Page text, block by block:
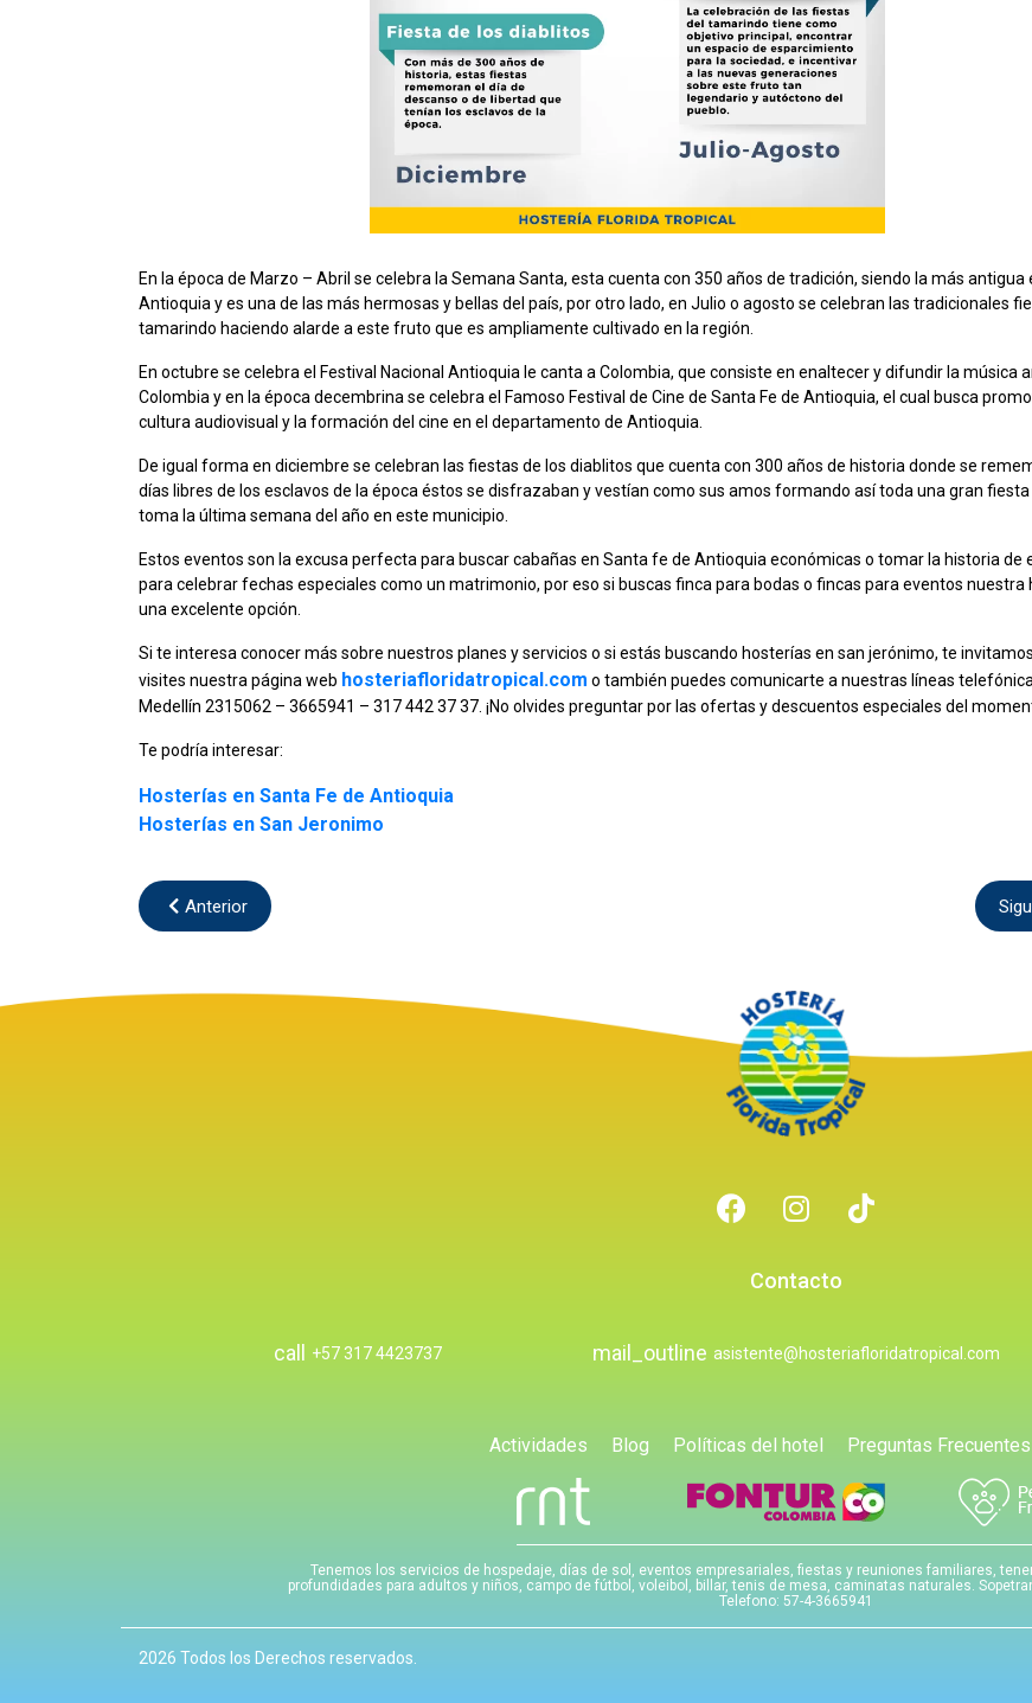
En la época de Marzo – Abril se celebra la Semana Santa, esta cuenta con 350 años de tradición, siendo la más antigua
Antioquia y es una de las más hermosas y bellas del país, por otro lado, en Julio o agosto se celebran las tradicionales
tamarindo haciendo alarde a este fruto que es ampliamente cultivado en la región.
En octubre se celebra el Festival Nacional Antioquia le canta a Colombia, que consiste en enaltecer y difundir la música
Colombia y en la época decembrina se celebra el Famoso Festival de Cine de Santa Fe de Antioquia, el cual busca
cultura audiovisual y la formación del cine en el departamento de Antioquia.
De igual forma en diciembre se celebran las fiestas de los diablitos que cuenta con 300 años de historia donde se
días libres de los esclavos de la época éstos se disfrazaban y vestían como sus amos formando así toda una gran
toma la última semana del año en este municipio.
Estos eventos son la excusa perfecta para buscar cabañas en Santa fe de Antioquia económicas o tomar la historia de
para celebrar fechas especiales como un matrimonio, por eso si buscas finca para bodas o fincas para eventos nuestra
una excelente opción.
Si te interesa conocer más sobre nuestros planes y servicios o si estás buscando hosterías en san jerónimo, te
visites nuestra página web hosteriafloridatropical.com o también puedes comunicarte a nuestras líneas
Medellín 2315062 – 3665941 – 317 442 37 37. ¡No olvides preguntar por las ofertas y descuentos especiales del
Te podría interesar:
Hosterías en Santa Fe de Antioquia
Hosterías en San Jeronimo
Anterior
Contacto
call +57 317 4423737 mail_outline asistente@hosteriafloridatropical.com
Actividades Blog Políticas del hotel Preguntas Frecuentes
Tenemos los servicios de hospedaje, días de sol, eventos empresariales, fiestas y reuniones familiares,
profundidades para adultos y niños, campo de fútbol, voleibol, billar, tenis de mesa, caminatas naturales.
Telefono: 57-4-3665941
2026 Todos los Derechos reservados.